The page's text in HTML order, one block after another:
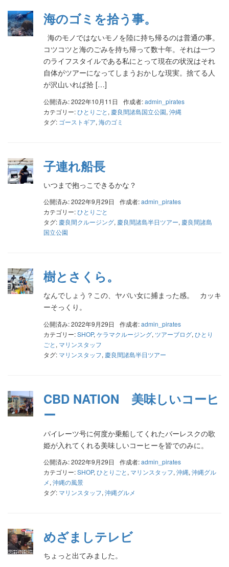
海のゴミを拾う事。
海のモノではないモノを陸に持ち帰るのは普通の事。
コツコツと海のごみを持ち帰って数十年。それは一つ
のライフスタイルである私にとって現在の状況はそれ
自体がツアーになってしまうおかしな現実。捨てる人
が沢山いれば拾 […]
公開済み: 2022年10月11日 作成者:admin_pirates
カテゴリー:ひとりごと , 慶良間諸島国立公園, 沖縄
タグ: ゴーストギア, 海のゴミ
子連れ船長
いつまで抱っこできるかな？
公開済み: 2022年9月29日 作成者:admin_pirates
カテゴリー:ひとりごと
タグ: 慶良間クルージング, 慶良間諸島半日ツアー, 慶良間諸島
国立公園
樹とさくら。
なんでしょう？この、ヤバい女に捕まった感。 カッキ
ーそっくり。
公開済み: 2022年9月29日 作成者:admin_pirates
カテゴリー:SHOP, ケラマクルージング, ツアーブログ, ひとり
ごと , マリンスタッフ
タグ: マリンスタッフ, 慶良間諸島半日ツアー
CBD NATION 美味しいコーヒ
ー
パイレーツ号に何度か乗船してくれたバーレスクの歌
姫が入れてくれる美味しいコーヒーを皆でのみに。
公開済み: 2022年9月29日 作成者:admin_pirates
カテゴリー:SHOP, ひとりごと , マリンスタッフ, 沖縄, 沖縄グル
メ, 沖縄の風景
タグ: マリンスタッフ, 沖縄グルメ
めざましテレビ
ちょっと出てみました。